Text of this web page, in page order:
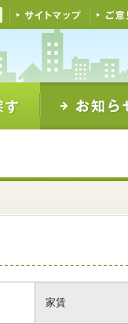
家賃